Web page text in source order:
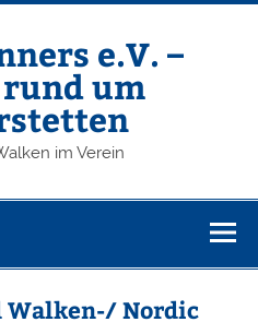
e.V. –
um
im Verein
Nordic